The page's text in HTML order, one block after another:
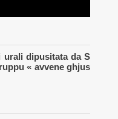
urali dipusitata da S
« avvene ghjus